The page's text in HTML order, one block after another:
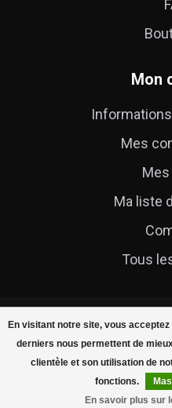
En visitant notre site, vous
derniers nous permettent de
clientèle et son utilisation de
fonctions.
En savoir plus sur
Mon
Mes
Ma liste
Tous
© Copyright